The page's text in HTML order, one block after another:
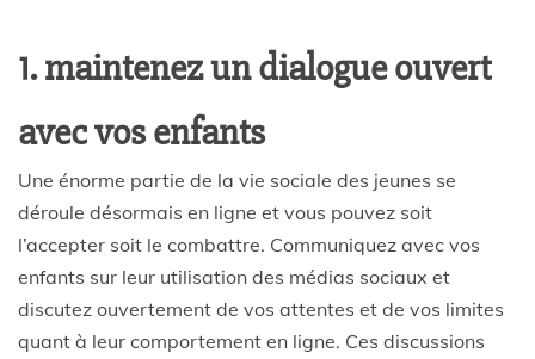
1. maintenez un dialogue ouvert
avec vos enfants
Une énorme partie de la vie sociale des jeunes se
déroule désormais en ligne et vous pouvez soit
l’accepter soit le combattre. Communiquez avec vos
enfants sur leur utilisation des médias sociaux et
discutez ouvertement de vos attentes et de vos limites
quant à leur comportement en ligne. Ces discussions